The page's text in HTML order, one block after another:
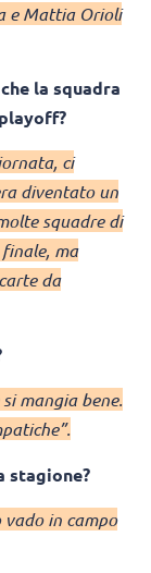
e Mattia Orioli
la squadra
ci
diventato un
squadre di
ma
da
mangia bene.
stagione?
in campo